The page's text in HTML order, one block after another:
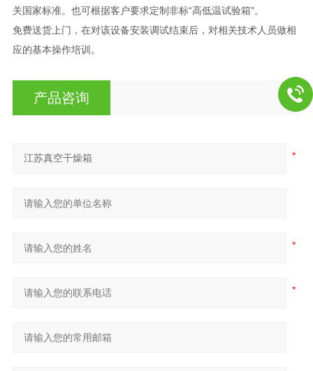
关国家标准。也可根据客户要求定制非标“高低温试验箱"。
免费送货上门，在对该设备安装调试结束后，对相关技术人员做相
应的基本操作培训。
产品咨询